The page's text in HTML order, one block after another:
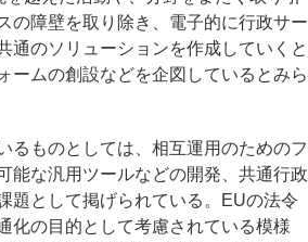
の障壁を取り除き、電子的に行政サー
通のソリューションを作成していくと
ームの創設などを企図しているとみら
るものとしては、相互運用のためのフ
能な汎用ツールなどの開発、共通行政
題として掲げられている。EUの法令
化の目的として考慮されている模様